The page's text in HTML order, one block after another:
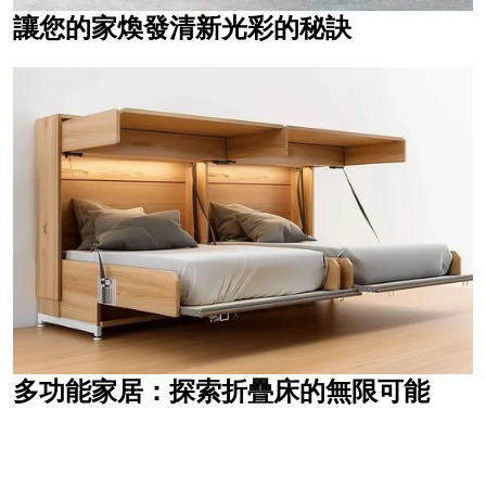
讓您的家煥發清新光彩的秘訣
多功能家居：探索折疊床的無限可能